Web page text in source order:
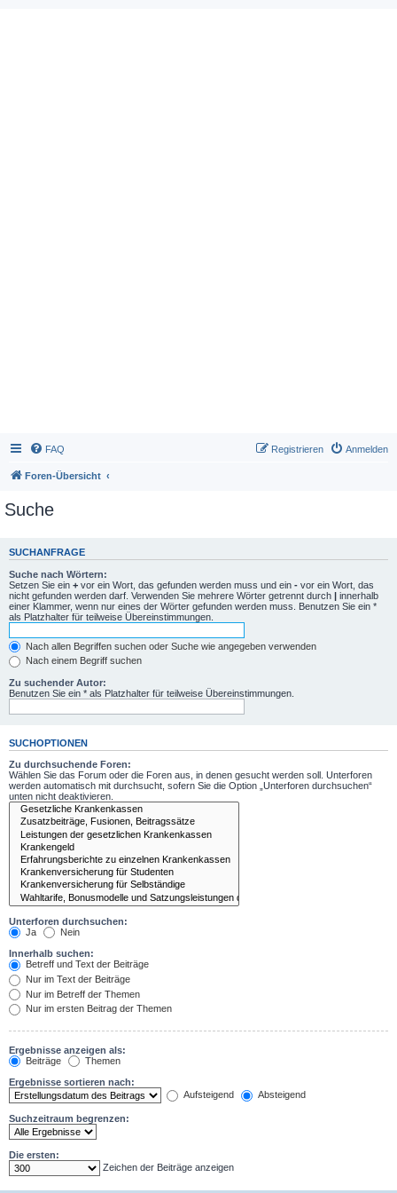
FAQ Anmelden
Registrieren
Foren-Übersicht
Suche
SUCHANFRAGE
Suche nach Wörtern:
Setzen Sie ein + vor ein Wort, das gefunden werden muss und ein - vor ein Wort, das
nicht gefunden werden darf. Verwenden Sie mehrere Wörter getrennt durch | innerhalb
einer Klammer, wenn nur eines der Wörter gefunden werden muss. Benutzen Sie ein *
als Platzhalter für teilweise Übereinstimmungen.
Nach allen Begriffen suchen oder Suche wie angegeben verwenden
Nach einem Begriff suchen
Zu suchender Autor:
Benutzen Sie ein * als Platzhalter für teilweise Übereinstimmungen.
SUCHOPTIONEN
Zu durchsuchende Foren:
Wählen Sie das Forum oder die Foren aus, in denen gesucht werden soll. Unterforen
werden automatisch mit durchsucht, sofern Sie die Option „Unterforen durchsuchen“
unten nicht deaktivieren.
Unterforen durchsuchen:
Ja
Nein
Innerhalb suchen:
Betreff und Text der Beiträge
Nur im Text der Beiträge
Nur im Betreff der Themen
Nur im ersten Beitrag der Themen
Ergebnisse anzeigen als:
Beiträge
Themen
Ergebnisse sortieren nach:
Aufsteigend
Absteigend
Suchzeitraum begrenzen:
Die ersten:
Zeichen der Beiträge anzeigen